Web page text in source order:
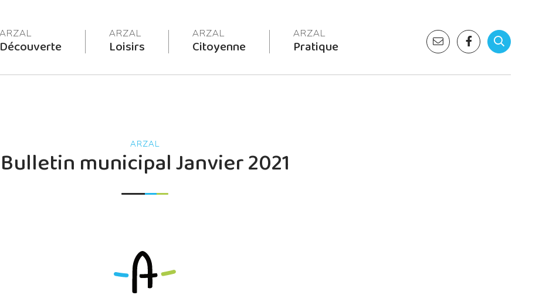
Découverte Loisirs Citoyenne Pratique
Bulletin municipal Janvier 2021